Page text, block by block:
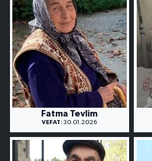
Fatma Tevlim
VEFAT: 30.01.2026